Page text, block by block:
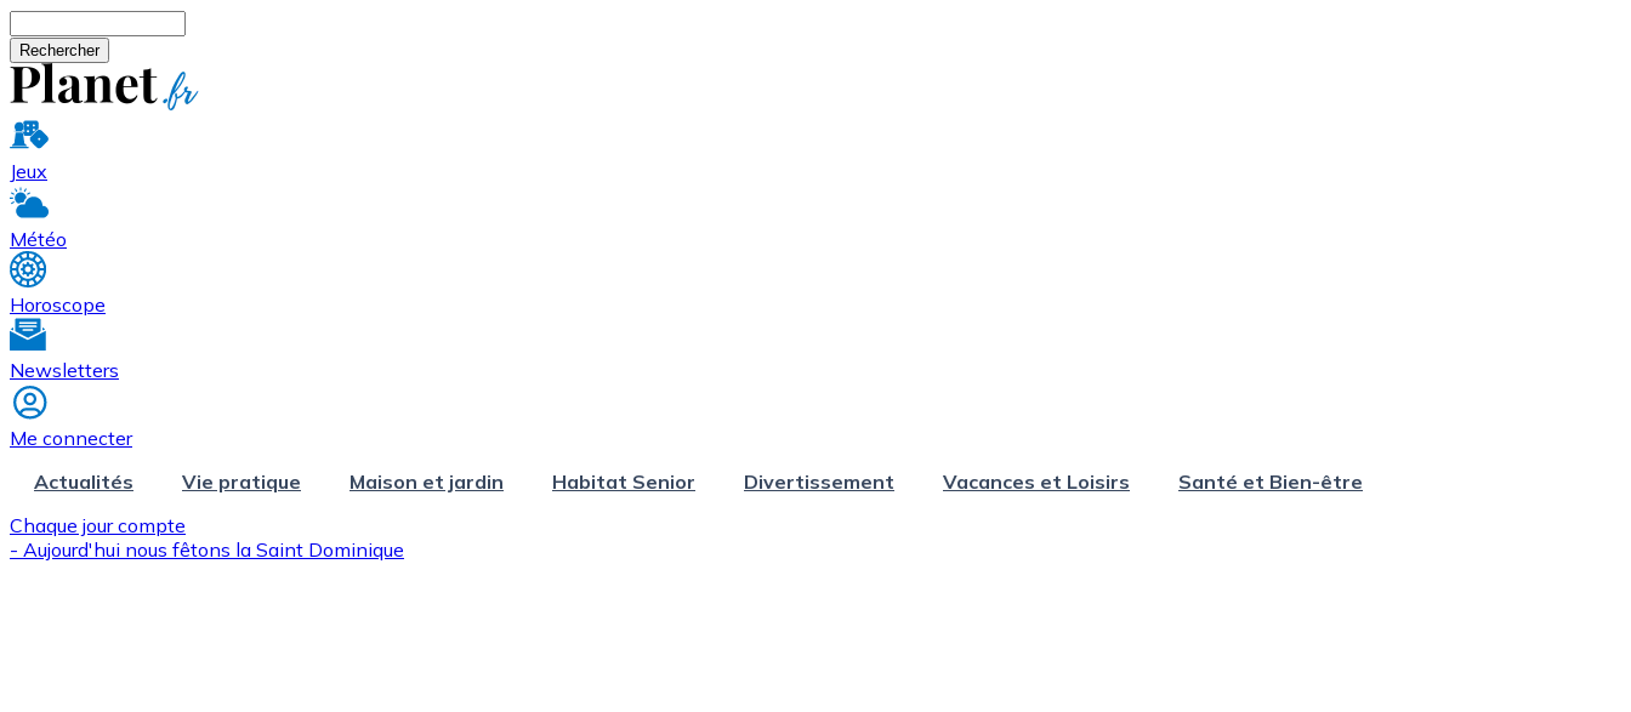
Jeux
Météo
Horoscope
Newsletters
Me connecter
Actualités
Vie pratique Maison et jardin Habitat Senior Divertissement Vacances et Loisirs
Santé et Bien-être
Chaque jour compte
- Aujourd'hui nous fêtons la Saint Dominique